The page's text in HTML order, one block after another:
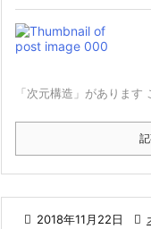
「次元構造」がありま
 2018年11月22日 